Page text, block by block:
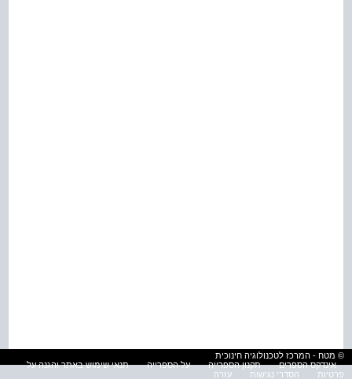
© מטח - המרכז לטכנולוגיה חינוכית
אינדקס הספרים
תקנון הספרייה על הספרייה
תנאי שימוש באתר והגנה על
פרטיות
הסדרי נגישות עזרה